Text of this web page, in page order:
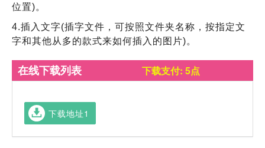
位置)。
4.插入文字(插字文件，可按照文件夹名称，按指定文
字和其他从多的款式来如何插入的图片)。
在线下载列表 下载支付: 5点
下载地址1